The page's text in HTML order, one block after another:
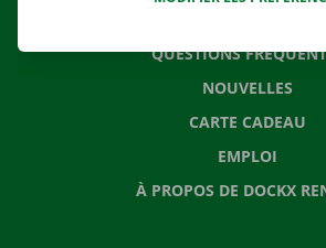
QUESTIONS
NOUVELLES
CARTE CADEAU
EMPLOI
À PROPOS DE DOCKX